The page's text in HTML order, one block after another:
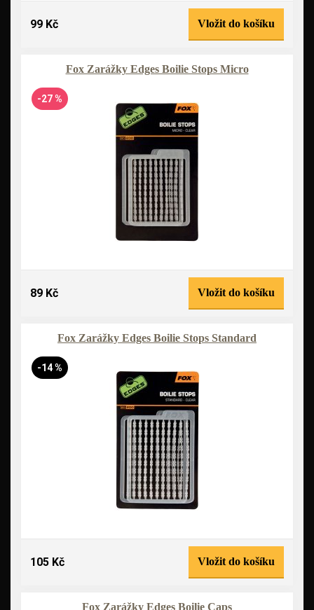
99 Kč Vložit do košíku
Fox Zarážky Edges Boilie Stops Micro
-27 %
89 Kč Vložit do košíku
Fox Zarážky Edges Boilie Stops Standard
-14 %
105 Kč Vložit do košíku
Fox Zarážky Edges Boilie Caps